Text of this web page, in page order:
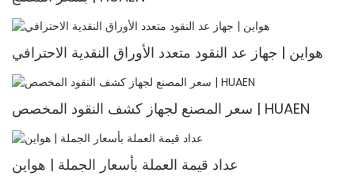
هواين | جهاز عد النقود متعدد الأوراق النقدية الاحترافي
سعر المصنع لجهاز كشف النقود المخصص | HUAEN
عداد قيمة العملة بأسعار الجملة | هواين